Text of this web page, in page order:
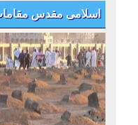
اسلامی مقدس